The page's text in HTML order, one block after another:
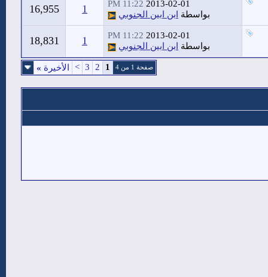
2013-02-01
11:22 PM
بواسطة
ابن ابين الجنوبي 1
16,955
2013-02-01
11:22 PM
بواسطة
ابن ابين الجنوبي 1
18,831
صفحة 1 من 4 1
2
3
> الأخيرة »